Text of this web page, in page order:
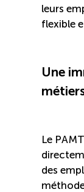
Nouvelles
(COUD)
leurs
flexible
Une
Le
des